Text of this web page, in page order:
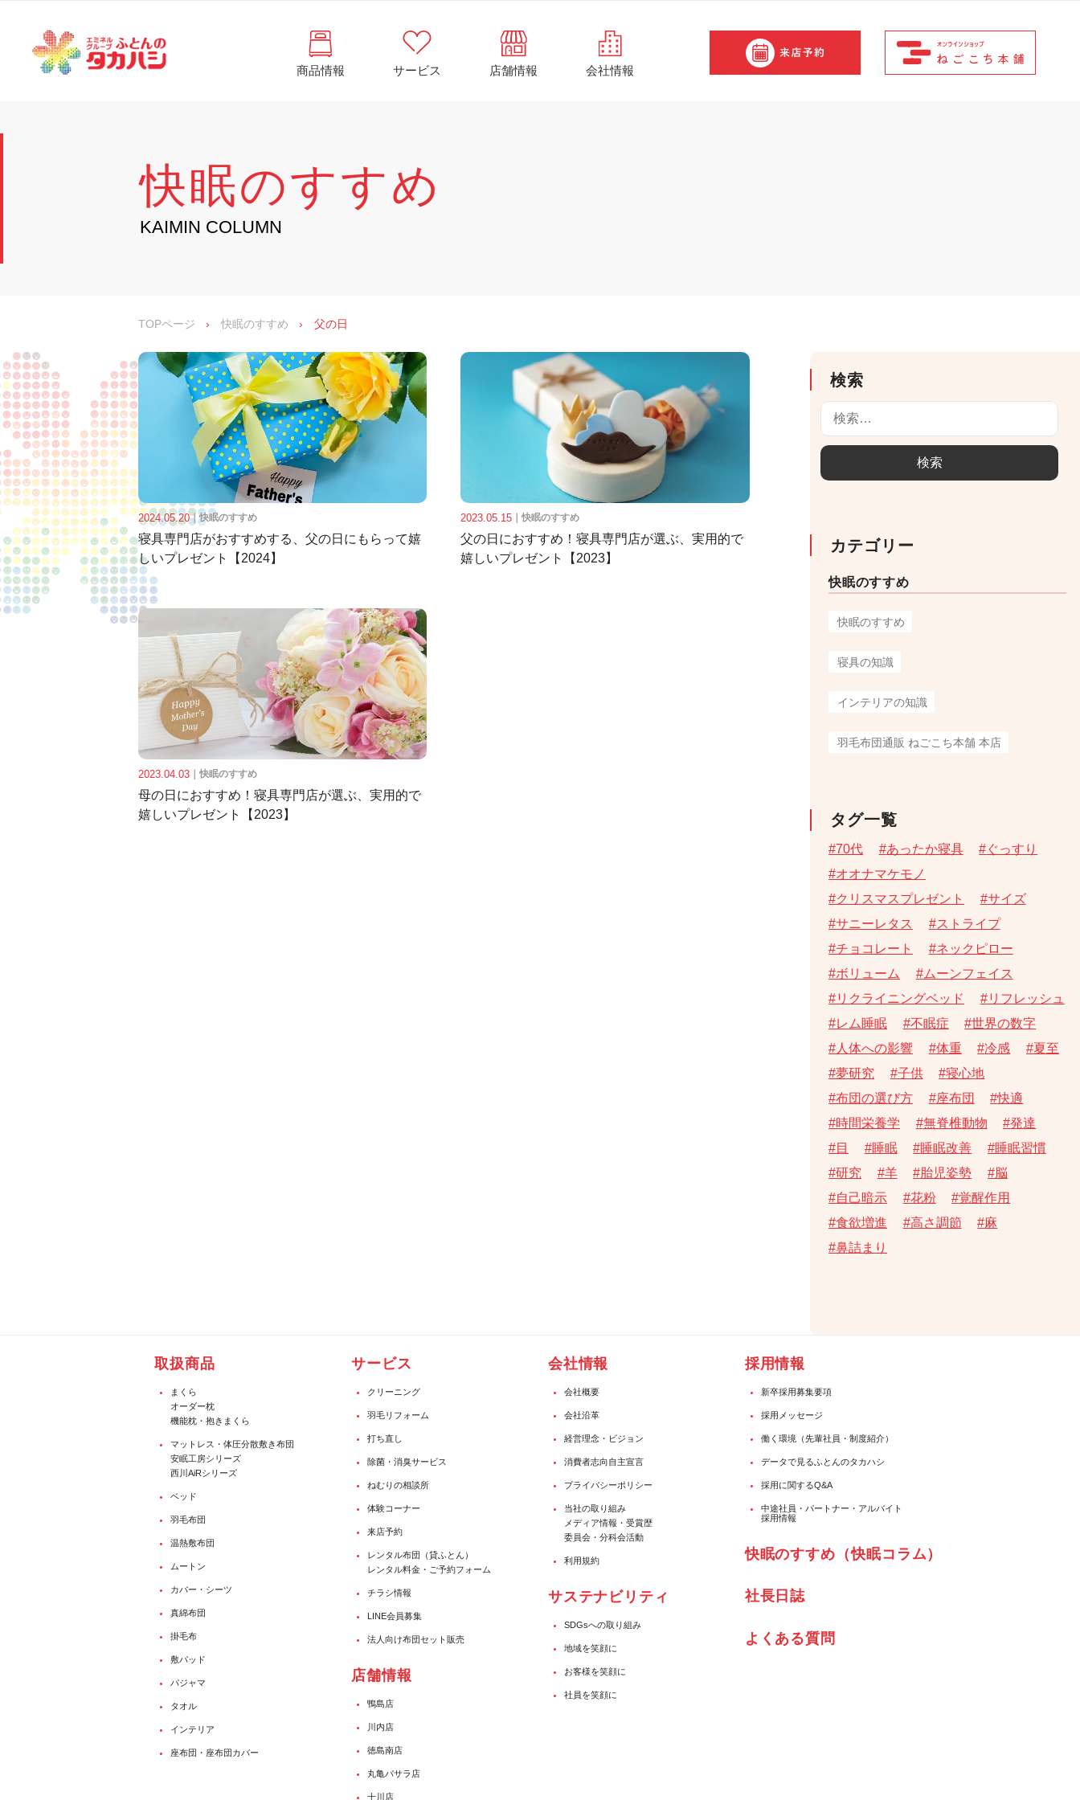
ッ
商品情報 サービス 店舗情報 会社情報
快眠のすすめ
KAIMIN COLUMN
TOPページ › 快眠のすすめ › 父の日
検索
カテゴリー
快眠のすすめ
快眠のすすめ
寝具の知識
インテリアの知識
羽毛布団通販 ねごこち本舗 本店
タグ一覧
70代 あったか寝具
ぐっすり
オオナマケモノ
クリスマスプレゼント
サイズ
サニーレタス
ストライプ
チョコレート
ネックピロー
ボリューム
ムーンフェイス
リクライニングベッド
リフレッシュ
レム睡眠
不眠症
世界の数字
人体への影響
体重 冷感
夏至
夢研究
子供
寝心地
布団の選び方
座布団
快適
時間栄養学
無脊椎動物
発達
目
睡眠 睡眠改善
睡眠習慣
研究
羊 胎児姿勢
脳
自己暗示
花粉
覚醒作用
食欲増進
高さ調節
麻
鼻詰まり
2024.05.20｜快眠のすすめ
寝具専門店がおすすめする、父の日にもらって嬉
しいプレゼント【2024】
2023.05.15 ｜快眠のすすめ
父の日におすすめ！寝具専門店が選ぶ、実用的で
嬉しいプレゼント【2023】
2023.04.03 快眠のすすめ
母の日におすすめ！寝具専門店が選ぶ、実用的で
嬉しいプレゼント【2023】
取扱商品
まくら
オーダー枕
機能枕・抱きまくら
マットレス・体圧分散敷き布団
安眠工房シリーズ
西川AiRシリーズ
ベッド
羽毛布団
温熱敷布団
ムートン
カバー・シーツ
真綿布団
掛毛布
敷パッド
パジャマ
タオル
インテリア
座布団・座布団カバー
サービス
クリーニング
羽毛リフォーム
打ち直し
除菌・消臭サービス
ねむりの相談所
体験コーナー
来店予約
レンタル布団（貸ふとん）
レンタル料金・ご予約フォーム
チラシ情報
LINE会員募集
法人向け布団セット販売
店舗情報
鴨島店
川内店
徳島南店
丸亀バサラ店
十川店
会社情報
会社概要
会社沿革
経営理念・ビジョン
消費者志向自主宣言
プライバシーポリシー
当社の取り組み
メディア情報・受賞歴
委員会・分科会活動
利用規約
サステナビリティ
SDGsへの取り組み
地域を笑顔に
お客様を笑顔に
社員を笑顔に
採用情報
新卒採用募集要項
採用メッセージ
働く環境（先輩社員・制度紹介）
データで見るふとんのタカハシ
採用に関するQ&A
中途社員・パートナー・アルバイト
採用情報
快眠のすすめ（快眠コラム）
社⾧日誌
よくある質問
ん
の